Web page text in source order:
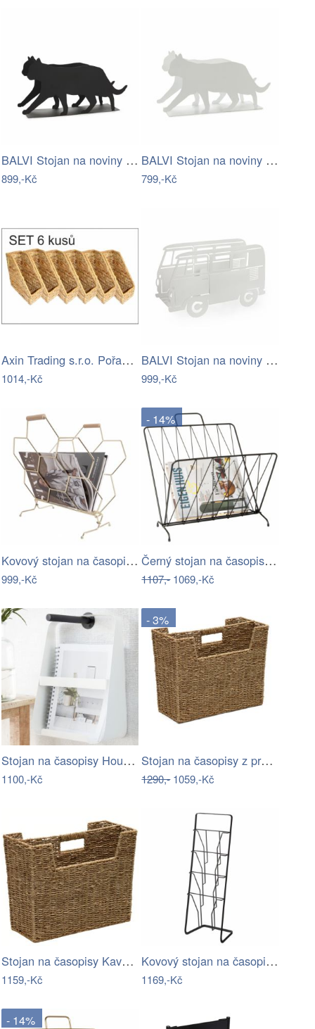
BALVI Stojan na noviny Feline, černý
899,-Kč
BALVI Stojan na noviny Feline, bílý
799,-Kč
Axin Trading s.r.o. Pořadač na časopisy…
1014,-Kč
BALVI Stojan na noviny Van, bílý
999,-Kč
Kovový stojan na časopisy ve zlaté…
999,-Kč
- 14%
Černý stojan na časopisy PT LIVING…
1107,-1069,-Kč
Stojan na časopisy House Doctor - bílý
1100,-Kč
- 3%
Stojan na časopisy z proutí Guixols –…
1290,-1059,-Kč
Stojan na časopisy Kave Home Guixols z…
1159,-Kč
Kovový stojan na časopisy Tower –…
1169,-Kč
- 14%